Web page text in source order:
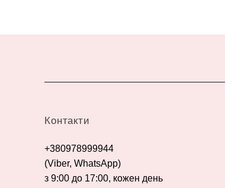
Контакти
+380978999944
(Viber, WhatsApp)
з 9:00 до 17:00, кожен день